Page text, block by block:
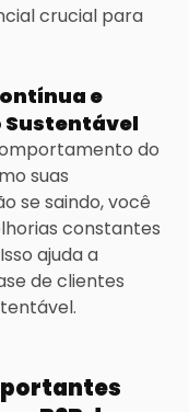
crucial para
e
do
suas
se saindo, você
constantes
ajuda a
de clientes